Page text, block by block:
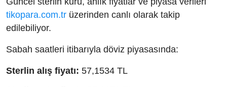
tikopara.com.tr üzerinden canlı olarak takip
edilebiliyor.
Sabah saatleri itibarıyla döviz piyasasında:
Sterlin alış fiyatı: 57,1534 TL